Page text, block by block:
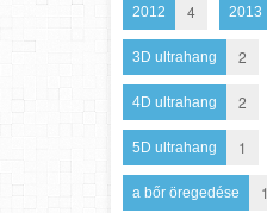
2012 4 2013
3D ultrahang 2
4D ultrahang 2
5D ultrahang 1
a bőr öregedése 1